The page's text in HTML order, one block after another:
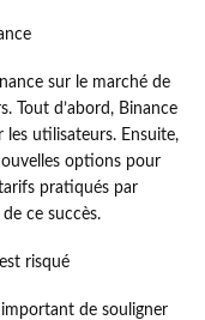
sur le marché de
Tout d’abord, Binance
utilisateurs. Ensuite,
options pour
pratiqués par
ce succès.
risqué
de souligner